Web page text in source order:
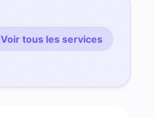
Voir tous les services